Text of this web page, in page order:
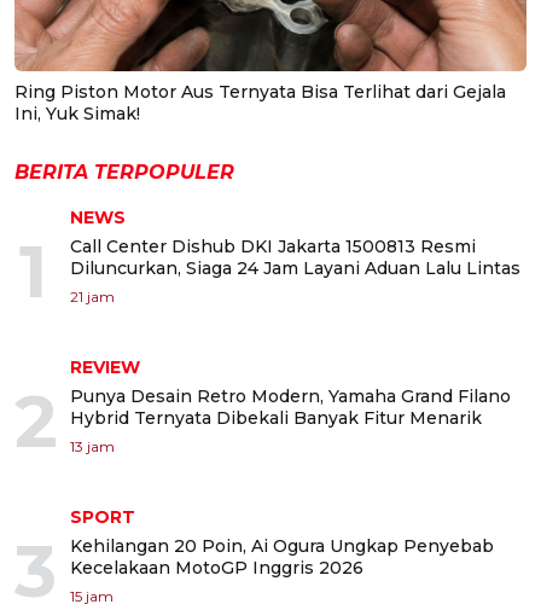
Ring Piston Motor Aus Ternyata Bisa Terlihat dari Gejala
Ini, Yuk Simak!
BERITA TERPOPULER
1
NEWS
Call Center Dishub DKI Jakarta 1500813 Resmi
Diluncurkan, Siaga 24 Jam Layani Aduan Lalu Lintas
21 jam
2
REVIEW
Punya Desain Retro Modern, Yamaha Grand Filano
Hybrid Ternyata Dibekali Banyak Fitur Menarik
13 jam
3
SPORT
Kehilangan 20 Poin, Ai Ogura Ungkap Penyebab
Kecelakaan MotoGP Inggris 2026
15 jam